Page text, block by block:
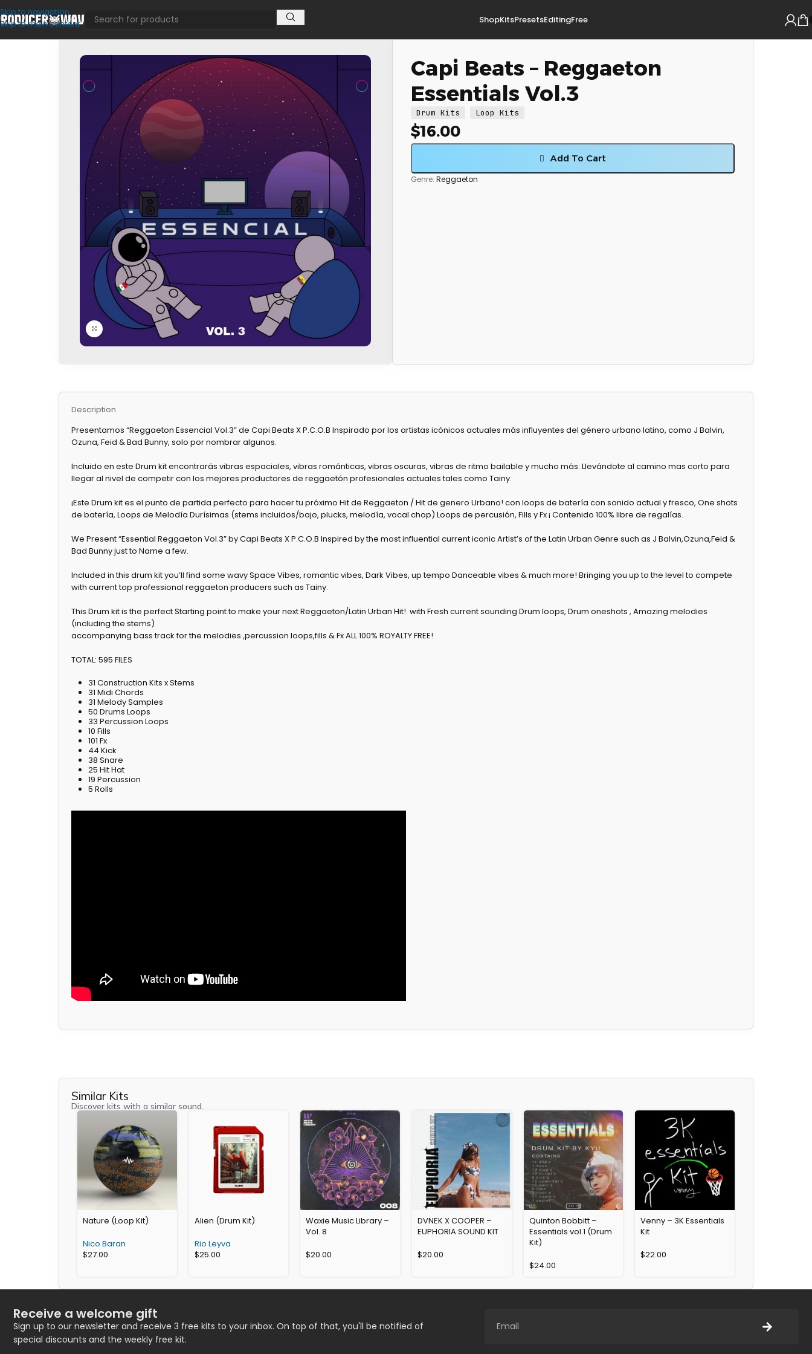
Skip to navigation
Skip to main content
ShopKitsPresetsEditingFree
Click to enlarge
Capi Beats – Reggaeton
Essentials Vol.3
Drum Kits Loop Kits
$16.00
Add To Cart
Genre:Reggaeton
Description
Presentamos “Reggaeton Essencial Vol.3” de Capi Beats X P.C.O.B Inspirado por los artistas icónicos actuales más influyentes del género urbano latino, como J Balvin,
Ozuna, Feid & Bad Bunny, solo por nombrar algunos.
Incluido en este Drum kit encontrarás vibras espaciales, vibras románticas, vibras oscuras, vibras de ritmo bailable y mucho más. Llevándote al camino mas corto para
llegar al nivel de competir con los mejores productores de reggaetón profesionales actuales tales como Tainy.
¡Este Drum kit es el punto de partida perfecto para hacer tu próximo Hit de Reggaeton / Hit de genero Urbano! con loops de batería con sonido actual y fresco, One shots
de batería, Loops de Melodía Durísimas (stems incluidos/bajo, plucks, melodía, vocal chop) Loops de percusión, Fills y Fx ¡ Contenido 100% libre de regalías.
We Present “Essential Reggaeton Vol.3” by Capi Beats X P.C.O.B Inspired by the most influential current iconic Artist’s of the Latin Urban Genre such as J Balvin,Ozuna,Feid &
Bad Bunny just to Name a few.
Included in this drum kit you’ll find some wavy Space Vibes, romantic vibes, Dark Vibes, up tempo Danceable vibes & much more! Bringing you up to the level to compete
with current top professional reggaeton producers such as Tainy.
This Drum kit is the perfect Starting point to make your next Reggaeton/Latin Urban Hit!. with Fresh current sounding Drum loops, Drum oneshots , Amazing melodies
(including the stems)
accompanying bass track for the melodies ,percussion loops,fills & Fx ALL 100% ROYALTY FREE!
TOTAL: 595 FILES
31 Construction Kits x Stems
31 Midi Chords
31 Melody Samples
50 Drums Loops
33 Percussion Loops
10 Fills
101 Fx
44 Kick
38 Snare
25 Hit Hat
19 Percussion
5 Rolls
Similar Kits
Discover kits with a similar sound.
Nature (Loop Kit)
Nico Baran
$27.00
Alien (Drum Kit)
Rio Leyva
$25.00
Waxie Music Library –
Vol. 8
$20.00
DVNEK X COOPER –
EUPHORIA SOUND KIT
$20.00
Quinton Bobbitt –
Essentials vol.1 (Drum
Kit)
$24.00
Venny – 3K Essentials
Kit
$22.00
Receive a welcome gift
Sign up to our newsletter and receive 3 free kits to your inbox. On top of that, you'll be notified of
special discounts and the weekly free kit.